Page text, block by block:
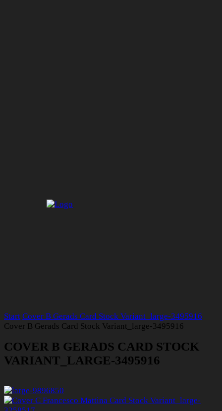
Start Cover B Gerads Card Stock Variant_large-3495916
Cover B Gerads Card Stock Variant_large-3495916
COVER B GERADS CARD STOCK
VARIANT_LARGE-3495916